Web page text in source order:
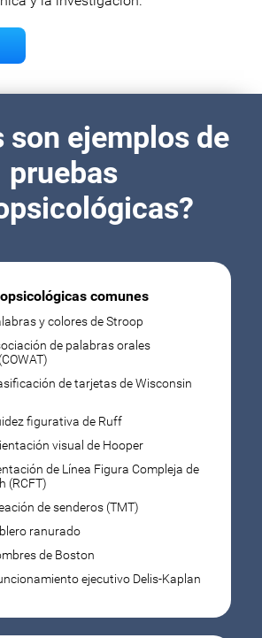
son ejemplos de
pruebas
comunes
y colores de Stroop
de palabras orales
de tarjetas de Wisconsin
figurativa de Ruff
visual de Hooper
de Línea Figura Compleja de
(RCFT)
de senderos (TMT)
ranurado
de Boston
ejecutivo Delis-Kaplan